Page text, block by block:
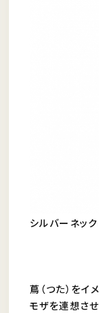
シルバーネッ
蔦（つた）を
モザを連想さ